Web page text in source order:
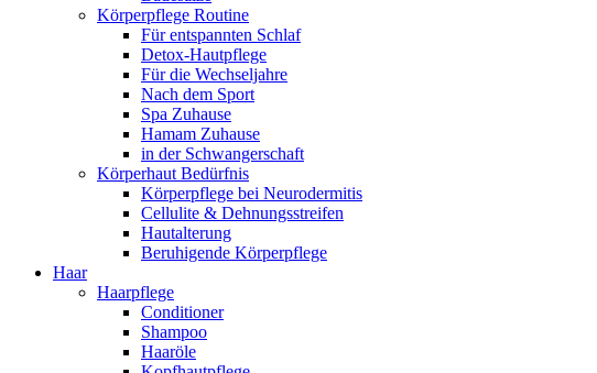
Körperpflege Routine
Für entspannten Schlaf
Detox-Hautpflege
Für die Wechseljahre
Nach dem Sport
Spa Zuhause
Hamam Zuhause
in der Schwangerschaft
Körperhaut Bedürfnis
Körperpflege bei Neurodermitis
Cellulite & Dehnungsstreifen
Hautalterung
Beruhigende Körperpflege
Haar
Haarpflege
Conditioner
Shampoo
Haaröle